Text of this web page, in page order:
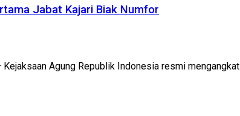
Jabat Kajari Biak Numfor
Agung Republik Indonesia resmi